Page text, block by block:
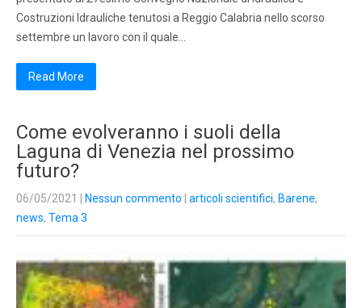
Costruzioni Idrauliche tenutosi a Reggio Calabria nello scorso
settembre un lavoro con il quale…
Read More
Come evolveranno i suoli della
Laguna di Venezia nel prossimo
futuro?
06/05/2021 Nessun commento articoli scientifici, Barene,
news, Tema 3